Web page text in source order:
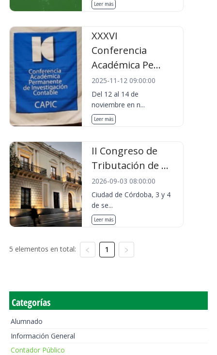
Leer más
XXXVI
Conferencia
Académica Pe...
2025-11-12 09:00:00
Del 12 al 14 de
noviembre en n...
Leer más
II Congreso de
Tributación de ...
2026-09-03 08:00:00
Ciudad de Córdoba, 3 y 4
de se...
Leer más
5 elementos en total: 1
Categorías
Alumnado
Información General
Contador Público